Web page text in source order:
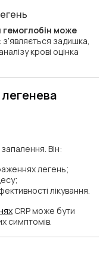
гемоглобін може
: з’являється задишка,
крові оцінка
легенева
Він:
легень;
лікування.
CRP може бути
симптомів.